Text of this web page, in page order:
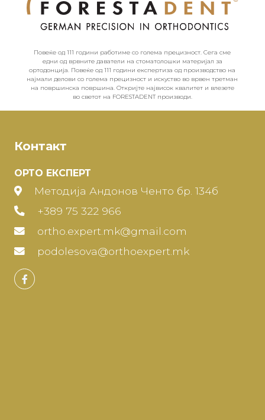
Повеќе од 111 години работиме со голема прецизност. Сега сме
едни од врвните даватели на стоматолошки материјал за
ортодонција. Повеќе од 111 години експертиза од производство на
најмали делови со голема прецизност и искуство во врвен третман
на површинска површина. Откријте највисок квалитет и влезете
во светот на FORESTADENT производи.
Контакт
ОРТО ЕКСПЕРТ
Методија Андонов Ченто бр. 134б
+389 75 322 966
ortho.expert.mk@gmail.com
podolesova@orthoexpert.mk